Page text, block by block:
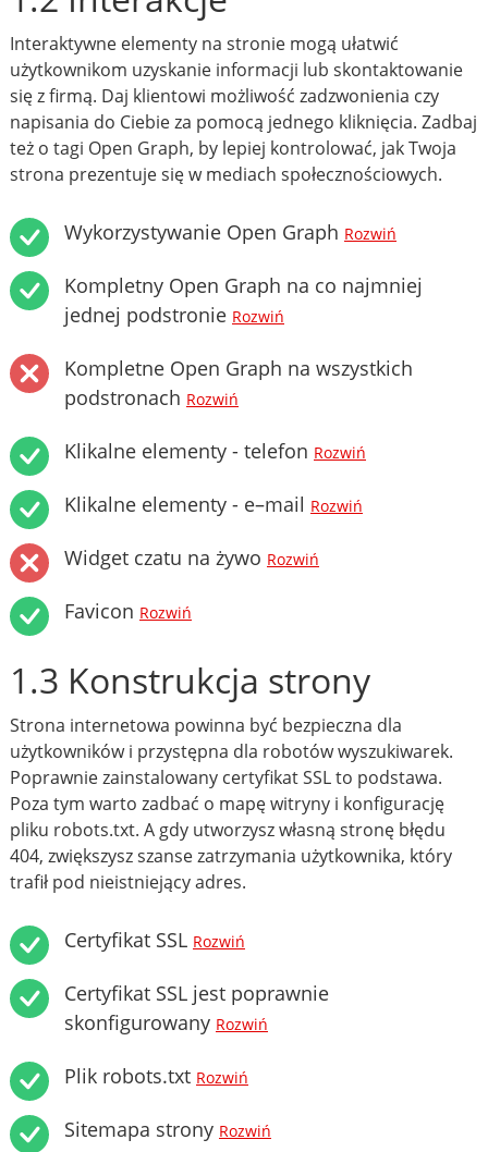
Interaktywne elementy na stronie mogą ułatwić
użytkownikom uzyskanie informacji lub skontaktowanie
się z firmą. Daj klientowi możliwość zadzwonienia czy
napisania do Ciebie za pomocą jednego kliknięcia. Zadbaj
też o tagi Open Graph, by lepiej kontrolować, jak Twoja
strona prezentuje się w mediach społecznościowych.
Wykorzystywanie Open Graph Rozwiń
Kompletny Open Graph na co najmniej
jednej podstronie Rozwiń
Kompletne Open Graph na wszystkich
podstronach Rozwiń
Klikalne elementy - telefon Rozwiń
Klikalne elementy - e–mail Rozwiń
Widget czatu na żywo Rozwiń
Favicon Rozwiń
1.3 Konstrukcja strony
Strona internetowa powinna być bezpieczna dla
użytkowników i przystępna dla robotów wyszukiwarek.
Poprawnie zainstalowany certyfikat SSL to podstawa.
Poza tym warto zadbać o mapę witryny i konfigurację
pliku robots.txt. A gdy utworzysz własną stronę błędu
404, zwiększysz szanse zatrzymania użytkownika, który
trafił pod nieistniejący adres.
Certyfikat SSL Rozwiń
Certyfikat SSL jest poprawnie
skonfigurowany Rozwiń
Plik robots.txt Rozwiń
Sitemapa strony Rozwiń